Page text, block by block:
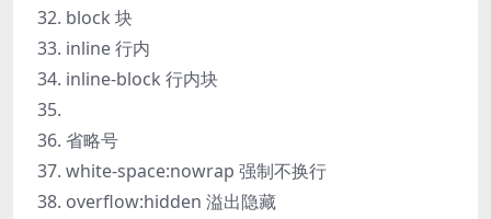
block 块
inline 行内
inline-block 行内块
省略号
white-space:nowrap 强制不换行
overflow:hidden 溢出隐藏